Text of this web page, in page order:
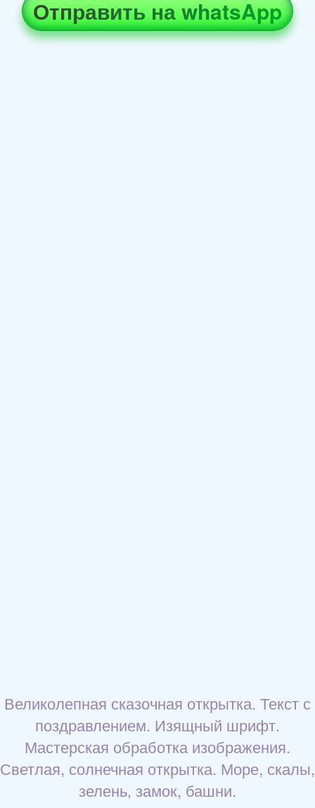
Отправить на whatsApp
Великолепная сказочная открытка. Текст с
поздравлением. Изящный шрифт.
Мастерская обработка изображения.
Светлая, солнечная открытка. Море, скалы,
зелень, замок, башни.